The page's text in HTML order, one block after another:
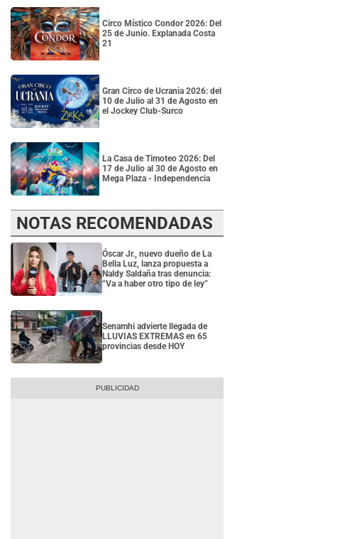
Circo Místico Condor 2026: Del
25 de Junio. Explanada Costa
21
Gran Circo de Ucrania 2026: del
10 de Julio al 31 de Agosto en
el Jockey Club-Surco
La Casa de Timoteo 2026: Del
17 de Julio al 30 de Agosto en
Mega Plaza - Independencia
NOTAS RECOMENDADAS
Óscar Jr., nuevo dueño de La
Bella Luz, lanza propuesta a
Naldy Saldaña tras denuncia:
“Va a haber otro tipo de ley”
Senamhi advierte llegada de
LLUVIAS EXTREMAS en 65
provincias desde HOY